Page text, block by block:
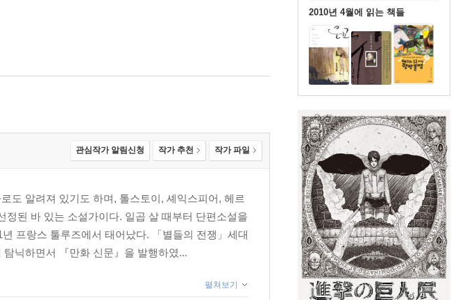
2010년 4월에 읽는 책들
관심작가 알림신청 작가 추천 작가 파일
도 알려져 있기도 하며, 톨스토이, 셰익스피어, 헤르
된 바 있는 소설가이다. 일곱 살 때부터 단편소설을
프랑스 툴루즈에서 태어났다. 「별들의 전쟁」세대
닉하면서 『만화 신문』을 발행하였...
펼쳐보기